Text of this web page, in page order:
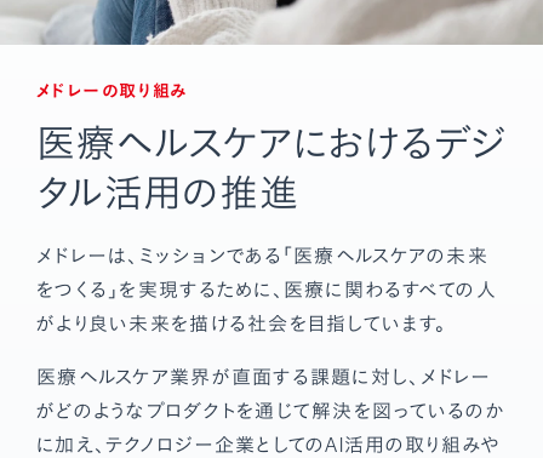
メドレーの取り組み
医療ヘルスケアにおけるデジ
タル活用の推進
メドレーは、ミッションである「医療ヘルスケアの未来
をつくる」を実現するために、医療に関わるすべての人
がより良い未来を描ける社会を目指しています。
医療ヘルスケア業界が直面する課題に対し、メドレー
がどのようなプロダクトを通じて解決を図っているのか
に加え、テクノロジー企業としてのAI活用の取り組みや